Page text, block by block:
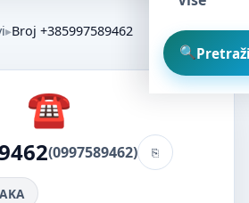
Broj +385997589462
(0997589462)